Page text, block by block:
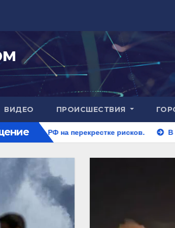
ВИДЕО ПРОИСШЕСТВИЯ
рисков. В Пятигорске